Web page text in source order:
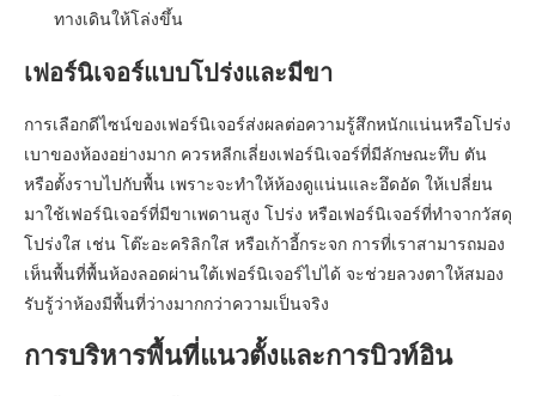
ทางเดินให้โล่งขึ้น
เฟอร์นิเจอร์แบบโปร่งและมีขา
การเลือกดีไซน์ของเฟอร์นิเจอร์ส่งผลต่อความรู้สึกหนักแน่นหรือโปร่ง
เบาของห้องอย่างมาก ควรหลีกเลี่ยงเฟอร์นิเจอร์ที่มีลักษณะทึบ ตัน
หรือตั้งราบไปกับพื้น เพราะจะทำให้ห้องดูแน่นและอึดอัด ให้เปลี่ยน
มาใช้เฟอร์นิเจอร์ที่มีขาเพดานสูง โปร่ง หรือเฟอร์นิเจอร์ที่ทำจากวัสดุ
โปร่งใส เช่น โต๊ะอะคริลิกใส หรือเก้าอี้กระจก การที่เราสามารถมอง
เห็นพื้นที่พื้นห้องลอดผ่านใต้เฟอร์นิเจอร์ไปได้ จะช่วยลวงตาให้สมอง
รับรู้ว่าห้องมีพื้นที่ว่างมากกว่าความเป็นจริง
การบริหารพื้นที่แนวตั้งและการบิวท์อิน